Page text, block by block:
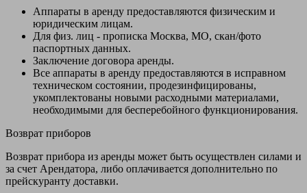
Аппараты в аренду предоставляются физическим и
юридическим лицам.
Для физ. лиц - прописка Москва, МО, скан/фото
паспортных данных.
Заключение договора аренды.
Все аппараты в аренду предоставляются в исправном
техническом состоянии, продезинфицированы,
укомплектованы новыми расходными материалами,
необходимыми для бесперебойного функционирования.
Возврат приборов
Возврат прибора из аренды может быть осуществлен силами и
за счет Арендатора, либо оплачивается дополнительно по
прейскуранту доставки.